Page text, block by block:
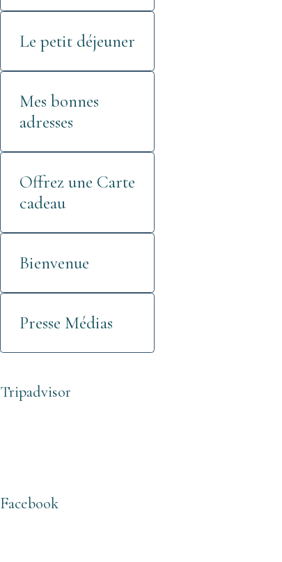
Le petit déjeuner
Mes bonnes
adresses
Offrez une Carte
cadeau
Bienvenue
Presse Médias
Tripadvisor
Facebook